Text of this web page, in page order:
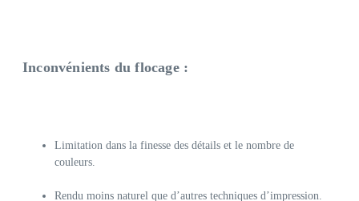
Inconvénients du flocage :
Limitation dans la finesse des détails et le nombre de
couleurs.
Rendu moins naturel que d’autres techniques d’impression.